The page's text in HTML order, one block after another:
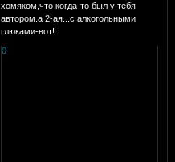
хомяком,что когда-то был у тебя
автором.а 2-ая...с алкогольными
глюками-вот!
0